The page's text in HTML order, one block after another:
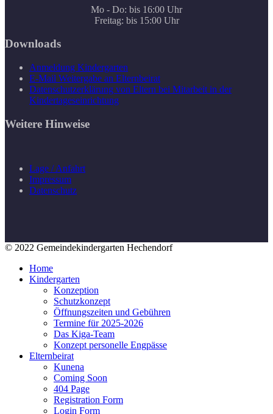
Mo - Do: bis 16:00 Uhr
Freitag: bis 15:00 Uhr
Downloads
Anmeldung Kindergarten
E-Mail Weitergabe an Elternbeirat
Datenschutzerklärung von Eltern bei Mitarbeit in der
Kindertageseinrichtung
Weitere Hinweise
Lage / Anfahrt
Impressum
Datenschutz
© 2022 Gemeindekindergarten Hechendorf
Home
Kindergarten
Konzeption
Schutzkonzept
Öffnungszeiten und Gebühren
Termine für 2025-2026
Das Kiga-Team
Konzept personelle Engpässe
Elternbeirat
Kunena
Coming Soon
404 Page
Registration Form
Login Form